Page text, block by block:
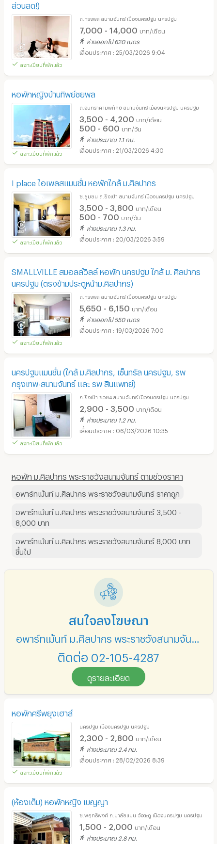
ส่วนลด!)
ลงทะเบียนที่พักแล้ว
ถ.ทรงพล สนามจันทร์ เมืองนครปฐม นครปฐม
7,000 - 14,000 บาท/เดือน
ห่างออกไป 620 เมตร
25/03/2026 9:04
หอพักหญิงบ้านทิพย์ชยพล
ลงทะเบียนที่พักแล้ว
ถ.จันทราคามพิทักษ์ สนามจันทร์ เมืองนครปฐม นครปฐม
3,500 - 4,200 บาท/เดือน
500 - 600 บาท/วัน
ห่างประมาณ 1.1 กม.
21/03/2026 4:30
I place ไอเพลสแมนชั่น หอพักใกล้ ม.ศิลปากร
ลงทะเบียนที่พักแล้ว
ซ.ชุมชน ถ.ยิงเป่า สนามจันทร์ เมืองนครปฐม นครปฐม
3,500 - 3,800 บาท/เดือน
500 - 700 บาท/วัน
ห่างประมาณ 1.3 กม.
20/03/2026 3:59
SMALLVILLE สมอลล์วิลล์ หอพัก นครปฐม ใกล้ ม. ศิลปากร
นครปฐม (ตรงข้ามประตูหน้าม.ศิลปากร)
ลงทะเบียนที่พักแล้ว
ถ.ทรงพล สนามจันทร์ เมืองนครปฐม นครปฐม
5,650 - 6,150 บาท/เดือน
ห่างออกไป 550 เมตร
19/03/2026 7:00
นครปฐมแมนชั่น (ใกล้ ม.ศิลปากร, เซ็นทรัล นครปฐม, รพ
กรุงเทพ-สนามจันทร์ และ รพ สินแพทย์)
ลงทะเบียนที่พักแล้ว
ถ.ยิงเป้า ซอย4 สนามจันทร์ เมืองนครปฐม นครปฐม
2,900 - 3,500 บาท/เดือน
ห่างประมาณ 1.2 กม.
06/03/2026 10:35
หอพัก ม.ศิลปากร พระราชวังสนามจันทร์ ตามช่วงราคา
อพาร์ทเม้นท์ ม.ศิลปากร พระราชวังสนามจันทร์ ราคาถูก
อพาร์ทเม้นท์ ม.ศิลปากร พระราชวังสนามจันทร์ 3,500 -
8,000 บาท
อพาร์ทเม้นท์ ม.ศิลปากร พระราชวังสนามจันทร์ 8,000 บาท
ขึ้นไป
สนใจลงโฆษณา
ติดต่อ 02-105-4287
ดูรายละเอียด
หอพักศรีพยุงเฮาส์
ลงทะเบียนที่พักแล้ว
นครปฐม เมืองนครปฐม นครปฐม
2,300 - 2,800 บาท/เดือน
ห่างประมาณ 2.4 กม.
28/02/2026 8:39
(ห้องเต็ม) หอพักหญิง เบญญา
ซ.พฤทธิพงศ์ ถ.มาลัยแมน วังตะกู เมืองนครปฐม นครปฐม
1,500 - 2,000 บาท/เดือน
ห่างประมาณ 2.8 กม.